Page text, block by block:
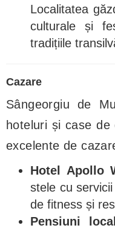
Localitatea
culturale și
tradițiile
Cazare
Sângeorgiu de
hoteluri și case
excelente de
Hotel Apollo
stele cu
de fitness și
Pensiuni